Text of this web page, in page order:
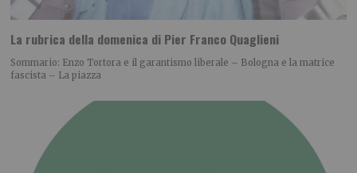
La rubrica della domenica di Pier Franco Quaglieni
Sommario: Enzo Tortora e il garantismo liberale – Bologna e la matrice
fascista – La piazza